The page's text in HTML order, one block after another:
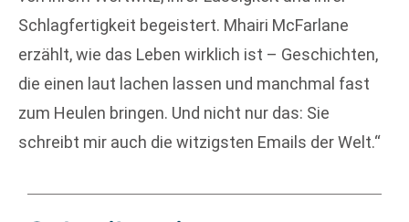
Schlagfertigkeit begeistert. Mhairi McFarlane
erzählt, wie das Leben wirklich ist – Geschichten,
die einen laut lachen lassen und manchmal fast
zum Heulen bringen. Und nicht nur das: Sie
schreibt mir auch die witzigsten Emails der Welt.“